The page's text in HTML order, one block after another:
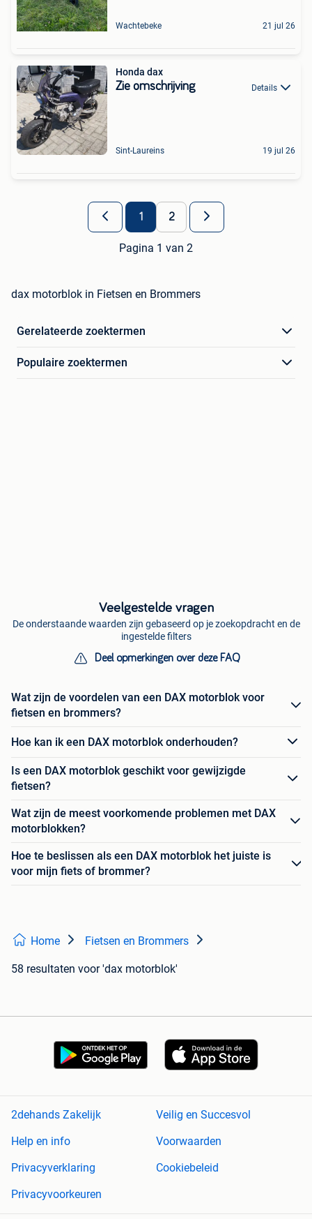
Wachtebeke 21 jul 26
Honda dax
Zie omschrijving Details
Sint-Laureins 19 jul 26
1 2
Pagina 1 van 2
dax motorblok in Fietsen en Brommers
Gerelateerde zoektermen
Populaire zoektermen
Veelgestelde vragen
De onderstaande waarden zijn gebaseerd op je zoekopdracht en de
ingestelde filters
Deel opmerkingen over deze FAQ
Wat zijn de voordelen van een DAX motorblok voor
fietsen en brommers?
Hoe kan ik een DAX motorblok onderhouden?
Is een DAX motorblok geschikt voor gewijzigde
fietsen?
Wat zijn de meest voorkomende problemen met DAX
motorblokken?
Hoe te beslissen als een DAX motorblok het juiste is
voor mijn fiets of brommer?
Home Fietsen en Brommers
58 resultaten voor 'dax motorblok'
2dehands Zakelijk
Veilig en Succesvol
Help en info
Voorwaarden
Privacyverklaring
Cookiebeleid
Privacyvoorkeuren